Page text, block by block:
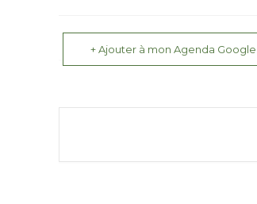
+ Ajouter à mon Agenda Google